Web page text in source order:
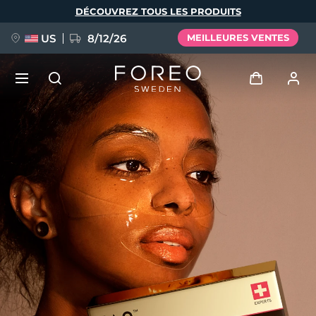
DÉCOUVREZ TOUS LES PRODUITS
US 8/12/26 MEILLEURES VENTES
Se connecter
Profil de l'utilisateur
Mes appareils
Mes commandes
Mes adresses
Mes abonnements
NOUVEAU
FAQ™ Pure Beauty-Tech Elixir
BREAKING NEWS
issa™ Teeth Whitening Set
Langue
English Deutsch
Español
Français
Italiano
Português
Polski
Svenska
Русский
Türkçe
简体中文 繁體中文